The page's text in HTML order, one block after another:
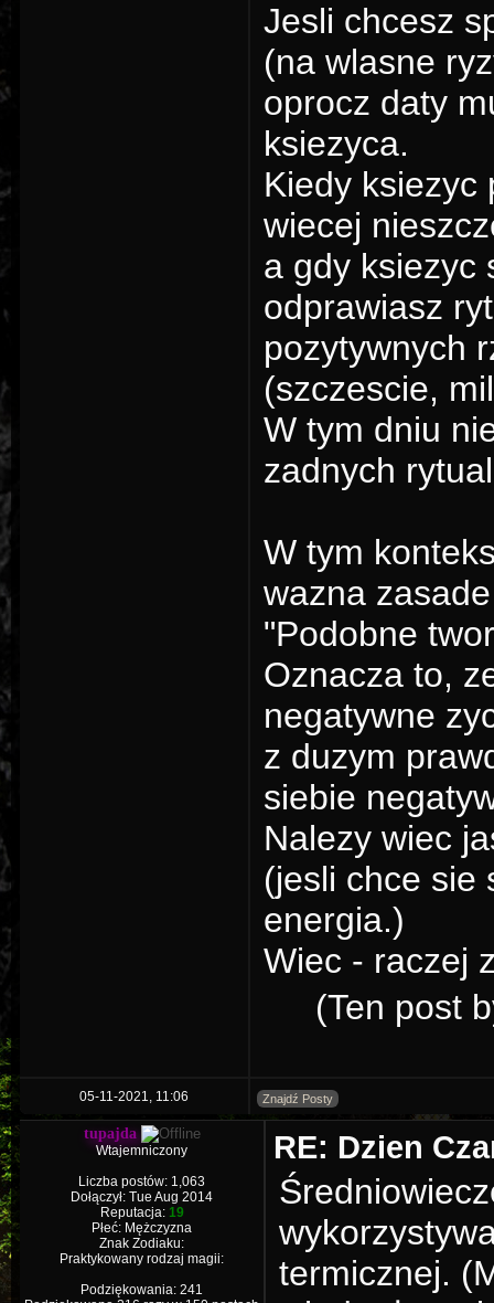
Jesli chcesz
(na wlasne
oprocz daty
ksiezyca.
Kiedy ksiezyc
wiecej
a gdy ksiezyc
odprawiasz
pozytywnych
(szczescie,
W tym dniu
zadnych
W tym
wazna
"Podobne
Oznacza to,
negatywne
z duzym
siebie
Nalezy wiec
(jesli chce sie
energia.)
Wiec - raczej
(Ten post
05-11-2021, 11:06 Znajdź Posty
tupajda
Wtajemniczony
Liczba postów: 1,063
Dołączył: Tue Aug 2014
Reputacja: 19
Płeć: Mężczyzna
Znak Zodiaku:
Praktykowany rodzaj magii:
Podziękowania: 241
RE: Dzien
termicznej.